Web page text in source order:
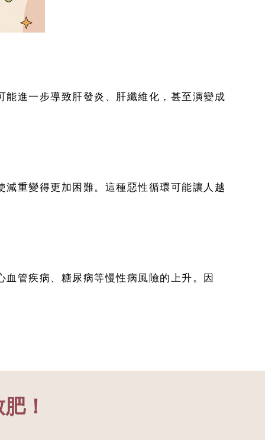
進一步導致肝發炎、肝纖維化，甚至演變成
重變得更加困難。這種惡性循環可能讓人越
管疾病、糖尿病等慢性病風險的上升。因
！